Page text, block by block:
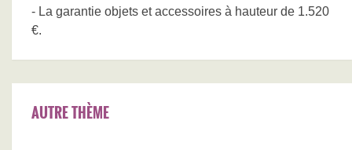
- La garantie objets et accessoires à hauteur de 1.520
€.
AUTRE THÈME